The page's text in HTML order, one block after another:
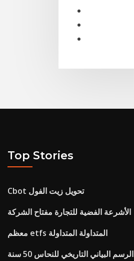
Top Stories
Cbot تحويل زيت الفول
الأشرعة الفضية للتجارة مفتاح الشركة
معظم etfs المتداولة المتداولة
الرسم البياني التاريخي للنحاس 50 سنة